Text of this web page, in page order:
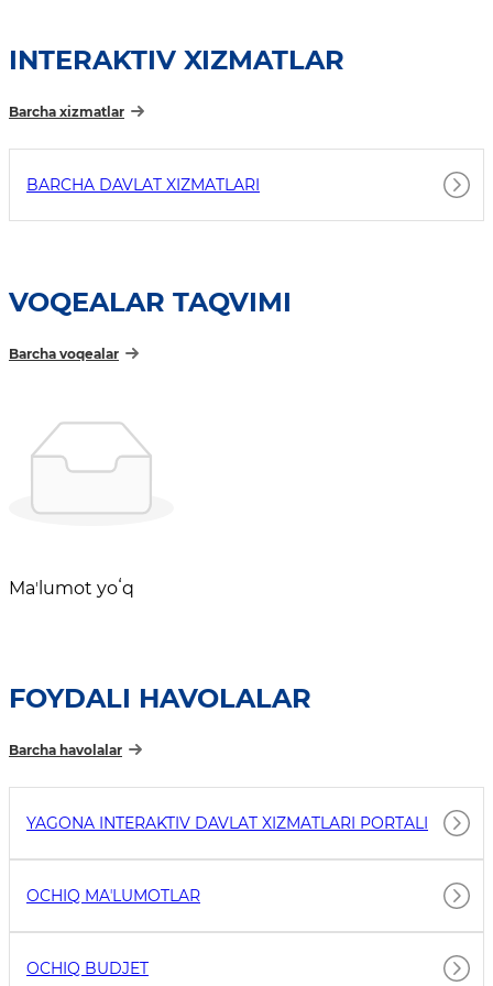
INTERAKTIV XIZMATLAR
Barcha xizmatlar
BARCHA DAVLAT XIZMATLARI
VOQEALAR TAQVIMI
Barcha voqealar
Maʼlumot yoʻq
FOYDALI HAVOLALAR
Barcha havolalar
YAGONA INTERAKTIV DAVLAT XIZMATLARI PORTALI
OCHIQ MAʼLUMOTLAR
OCHIQ BUDJET